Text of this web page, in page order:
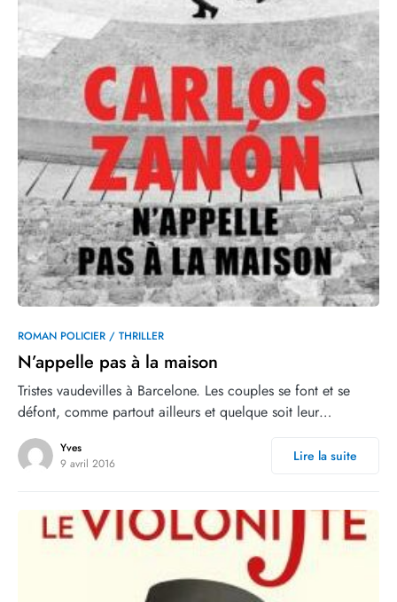
0
ROMAN POLICIER / THRILLER
N’appelle pas à la maison
Tristes vaudevilles à Barcelone. Les couples se font et se
défont, comme partout ailleurs et quelque soit leur…
Yves
9 avril 2016
Lire la suite